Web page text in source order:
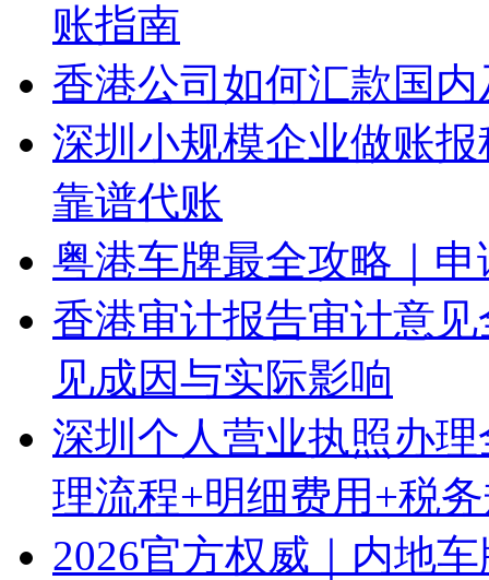
账指南
香港公司如何汇款国
深圳小规模企业做账
靠谱代账
粤港车牌最全攻略｜
香港审计报告审计意
见成因与实际影响
深圳个人营业执照办
理流程+明细费用+税
2026官方权威｜内地